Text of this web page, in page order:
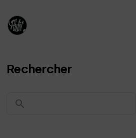
Rechercher